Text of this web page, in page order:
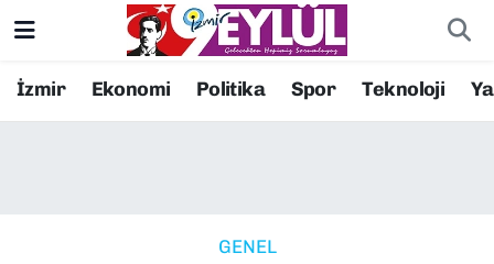
İzmir Ekonomi Politika Spor Teknoloji
GENEL
Resmi İlanlar
Konak Nöbetçi Eczaneler
Süper Lig Puan Durumu ve Fikstür